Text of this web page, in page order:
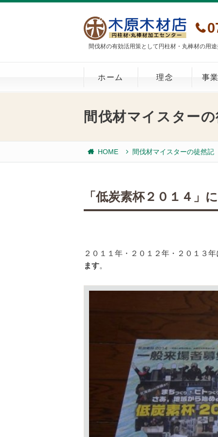
間伐材の有効活用策として円柱材・丸棒材の用
ホーム 理念 事
間伐材マイスター
HOME 間伐材マイスターの徒然記
「低炭素杯２０１４
２０１１年・２０１２年・２０１３
ます。